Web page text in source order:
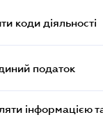
коди діяльності
податок
інформацією